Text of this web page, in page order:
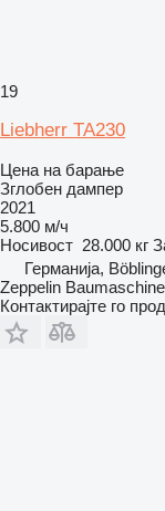
19
Liebherr TA230
Цена на барање
Зглобен дампер
2021
5.800 м/ч
Носивост 28.000 кг
Германија,
Zeppelin
Контактирајте го